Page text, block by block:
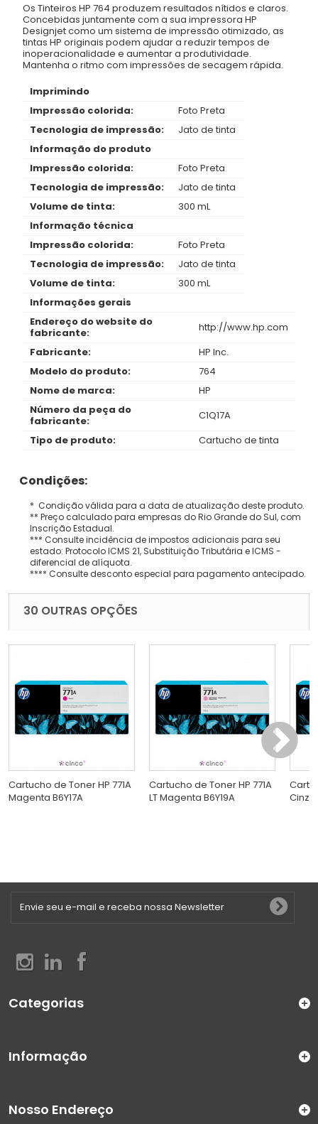
Os Tinteiros HP 764 produzem resultados nítidos e claros.
Concebidas juntamente com a sua impressora HP
Designjet como um sistema de impressão otimizado, as
tintas HP originais podem ajudar a reduzir tempos de
inoperacionalidade e aumentar a produtividade.
Mantenha o ritmo com impressões de secagem rápida.
Imprimindo
Impressão colorida:
Foto Preta
Tecnologia de impressão:
Jato de tinta
Informação do produto
Impressão colorida:
Foto Preta
Tecnologia de impressão:
Jato de tinta
Volume de tinta:
300 mL
Informação técnica
Impressão colorida:
Foto Preta
Tecnologia de impressão:
Jato de tinta
Volume de tinta:
300 mL
Informações gerais
Endereço do website do
fabricante:
http://www.hp.com
Fabricante:
HP Inc.
Modelo do produto:
764
Nome de marca:
HP
Número da peça do
fabricante:
C1Q17A
Tipo de produto:
Cartucho de tinta
Condições:
* Condição válida para a data de atualização deste produto.
** Preço calculado para empresas do Rio Grande do Sul, com
Inscrição Estadual.
*** Consulte incidência de impostos adicionais para seu
estado: Protocolo ICMS 21, Substituição Tributária e ICMS -
diferencial de alíquota.
**** Consulte desconto especial para pagamento antecipado.
30 OUTRAS OPÇÕES
Cartucho de Toner HP 771A
Magenta B6Y17A
Cartucho de Toner HP 771A
LT Magenta B6Y19A
Cinza
Categorias
Informação
Nosso Endereço